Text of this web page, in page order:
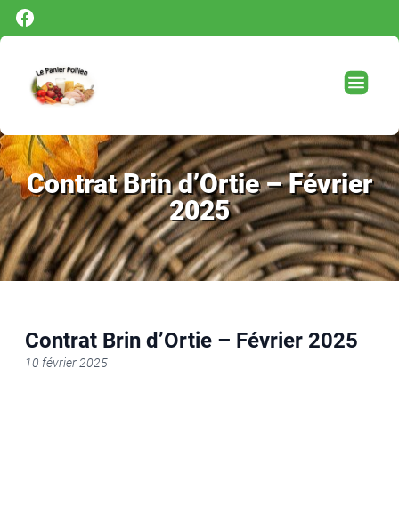
Contrat Brin d’Ortie – Février
2025
Contrat Brin d’Ortie – Février 2025
10 février 2025
Panneau de gestion des cookies